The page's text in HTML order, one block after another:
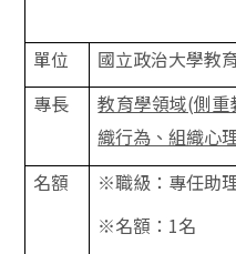
單位
國立政治大學教
專長
教育學領域(側
織行為、組織心
名額
※職級：專任助
※名額：1名